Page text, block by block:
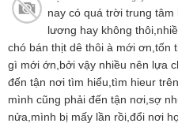
nay có quá trời trung
lương hay không
chó bán thịt dê thôi à mới ơn,tốn
gì mới ớn,bởi vậy nhiều nên lựa
đến tận nơi tìm hiểu,tìm hieur
mình cũng phải đến tận nơi,sợ
nửa,mình bị mấy lần rồi,đổi nơi